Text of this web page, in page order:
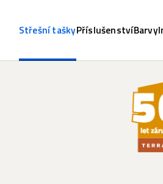
Střešní taškyPříslušenstvíBarvy